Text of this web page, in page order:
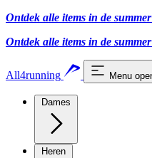
Ontdek alle items in de
Ontdek alle items in de
All4running Menu
Dames
Heren